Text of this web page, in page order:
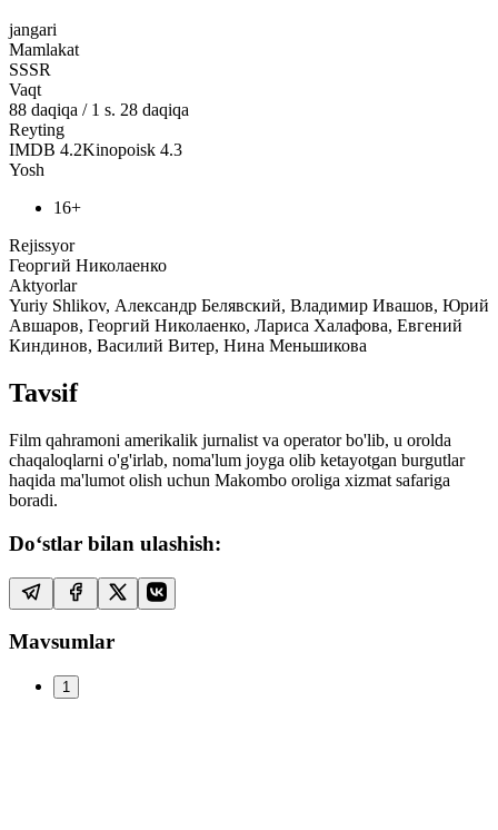
jangari
Mamlakat
SSSR
Vaqt
88 daqiqa / 1 s. 28 daqiqa
Reyting
IMDB 4.2Kinopoisk 4.3
Yosh
16+
Rejissyor
Георгий Николаенко
Aktyorlar
Yuriy Shlikov, Александр Белявский, Владимир Ивашов, Юрий
Авшаров, Георгий Николаенко, Лариса Халафова, Евгений
Киндинов, Василий Витер, Нина Меньшикова
Tavsif
Film qahramoni amerikalik jurnalist va operator bo'lib, u orolda
chaqaloqlarni o'g'irlab, noma'lum joyga olib ketayotgan burgutlar
haqida ma'lumot olish uchun Makombo oroliga xizmat safariga
boradi.
Do‘stlar bilan ulashish:
Mavsumlar
1